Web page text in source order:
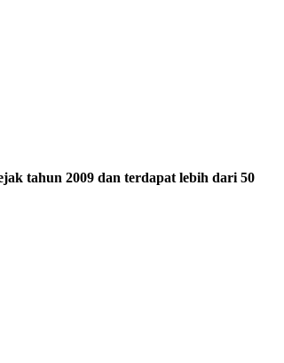
tahun 2009 dan terdapat lebih dari 50